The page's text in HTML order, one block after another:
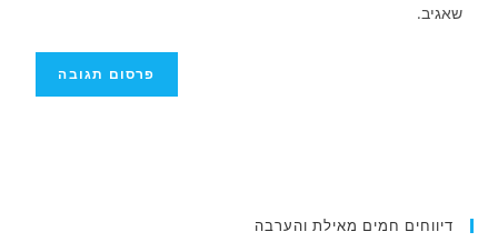
שאגיב.
דיווחים חמים מאילת והערבה